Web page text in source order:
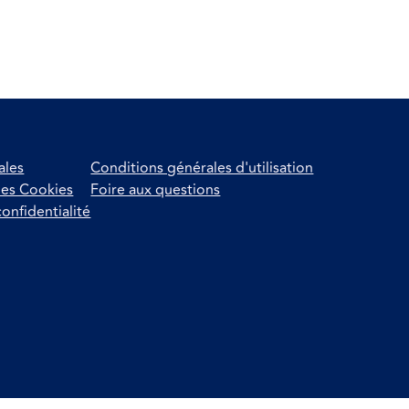
Cookies
Conditions générales d'utilisation
Foire aux questions